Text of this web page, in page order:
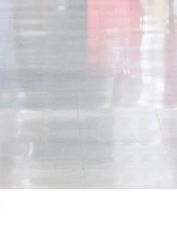
l'alimentació saludable.
riquesa locali solidaritat
tanca el primer